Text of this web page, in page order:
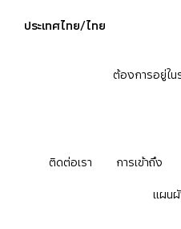
ประเทศไทย/ไทย
ติดต่อเรา การเข้าถึง
แผน
ต้องการอยู่ใน